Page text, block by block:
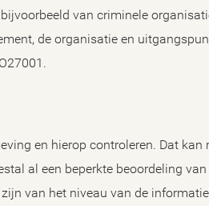
van criminele
de organisatie en
en hierop controleren. Dat kan
al een beperkte beoordeling
van het niveau van de